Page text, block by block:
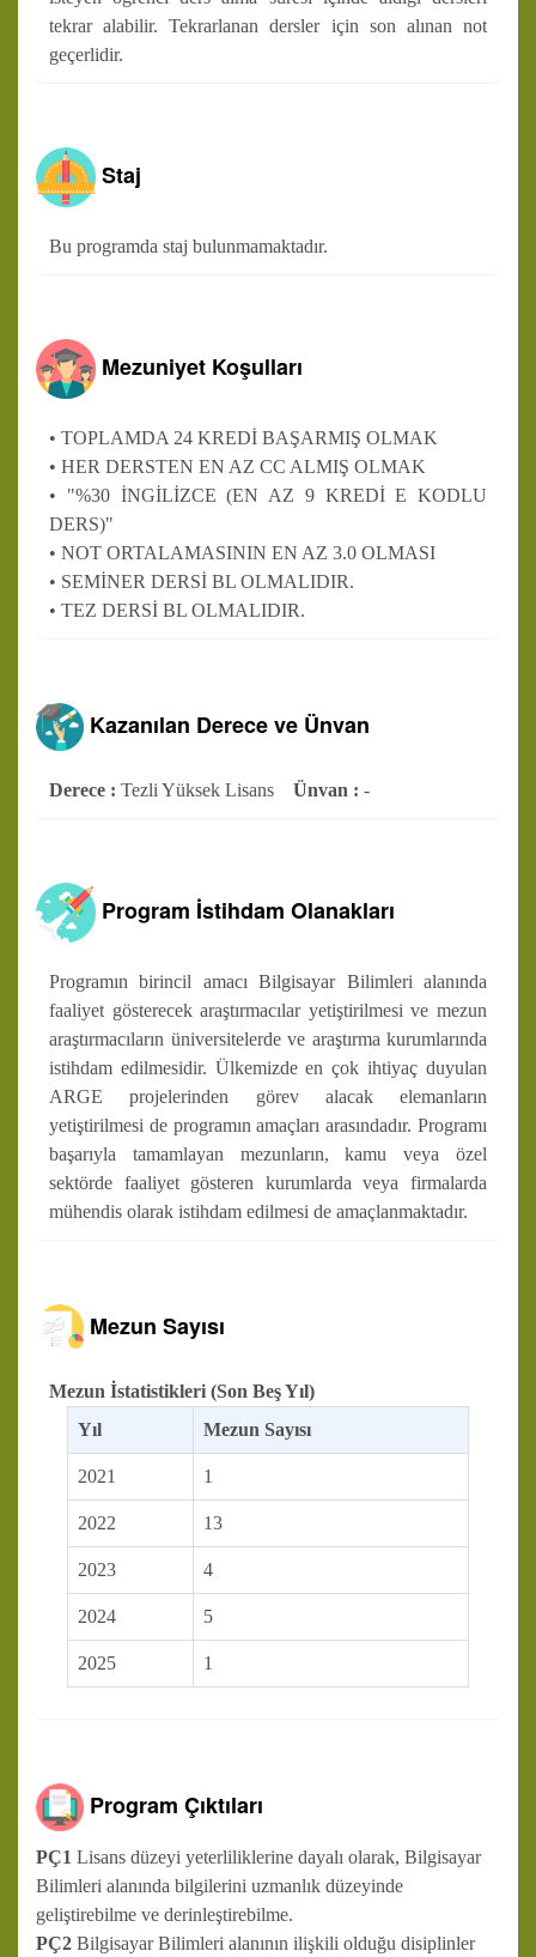
tekrar alabilir. Tekrarlanan dersler için son alınan not
geçerlidir.
Staj
Bu programda staj bulunmamaktadır.
Mezuniyet Koşulları
• TOPLAMDA 24 KREDİ BAŞARMIŞ OLMAK
• HER DERSTEN EN AZ CC ALMIŞ OLMAK
• "%30 İNGİLİZCE (EN AZ 9 KREDİ E KODLU
DERS)"
• NOT ORTALAMASININ EN AZ 3.0 OLMASI
• SEMİNER DERSİ BL OLMALIDIR.
• TEZ DERSİ BL OLMALIDIR.
Kazanılan Derece ve Ünvan
Derece : Tezli Yüksek Lisans Ünvan : -
Program İstihdam Olanakları
Programın birincil amacı Bilgisayar Bilimleri alanında
faaliyet gösterecek araştırmacılar yetiştirilmesi ve mezun
araştırmacıların üniversitelerde ve araştırma kurumlarında
istihdam edilmesidir. Ülkemizde en çok ihtiyaç duyulan
ARGE projelerinden görev alacak elemanların
yetiştirilmesi de programın amaçları arasındadır. Programı
başarıyla tamamlayan mezunların, kamu veya özel
sektörde faaliyet gösteren kurumlarda veya firmalarda
mühendis olarak istihdam edilmesi de amaçlanmaktadır.
Mezun Sayısı
Mezun İstatistikleri (Son Beş Yıl)
Yıl
Mezun Sayısı
2021 1
2022 13
2023 4
2024 5
2025 1
Program Çıktıları
PÇ1 Lisans düzeyi yeterliliklerine dayalı olarak, Bilgisayar
Bilimleri alanında bilgilerini uzmanlık düzeyinde
geliştirebilme ve derinleştirebilme.
PÇ2 Bilgisayar Bilimleri alanının ilişkili olduğu disiplinler